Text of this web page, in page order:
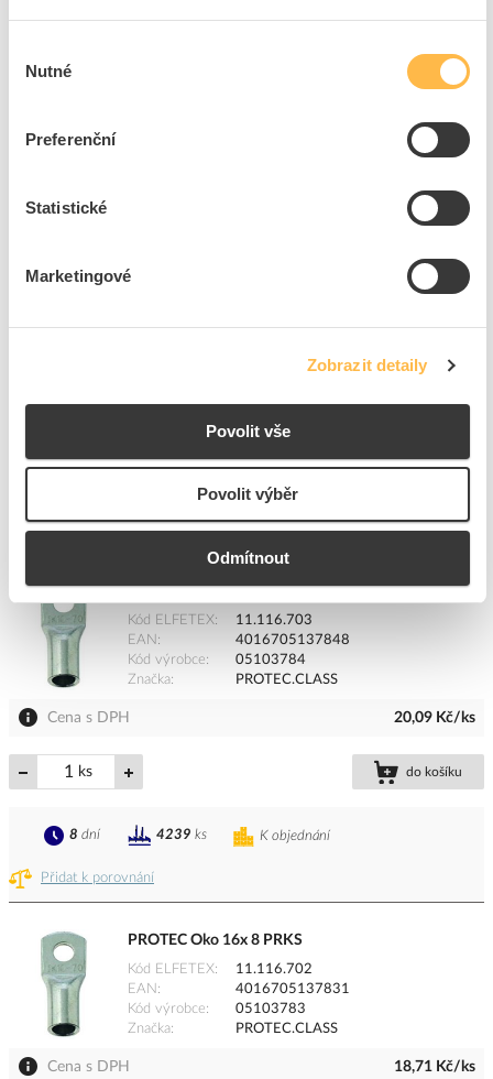
souhlasu
Nutné
Preferenční
Statistické
Marketingové
Zobrazit detaily
Povolit vše
Povolit výběr
Odmítnout
Cena s DPH 27,35 Kč/ks
do košíku
8dní
Kód ELFETEX
Značka
PROTEC.CLASS
26,28 Kč/ks
Přidat k porovnání
K objednání
ks
PROTEC Oko 16x10 PRKS
Kód ELFETEX
11.116.703
EAN
4016705137848
Kód výrobce
05103784
Značka
PROTEC.CLASS
Cena s DPH 20,09 Kč/ks
ks do košíku
Přidat k porovnání
K objednání
8 dní 4239 ks
PROTEC Oko 16x 8 PRKS
Kód ELFETEX
11.116.702
EAN
4016705137831
Kód výrobce
05103783
Značka
PROTEC.CLASS
Cena s DPH 18,71 Kč/ks